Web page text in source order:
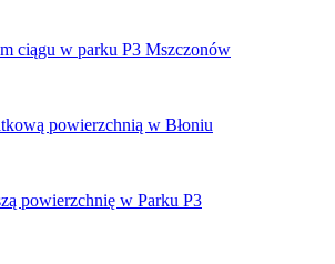
ciągu w parku P3 Mszczonów
powierzchnią w Błoniu
powierzchnię w Parku P3